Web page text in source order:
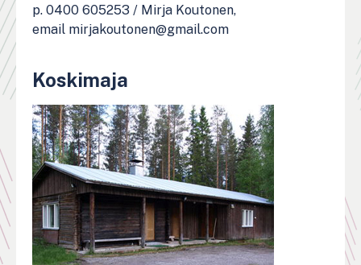
p. 0400 605253 / Mirja Koutonen,
email mirjakoutonen@gmail.com
Koskimaja